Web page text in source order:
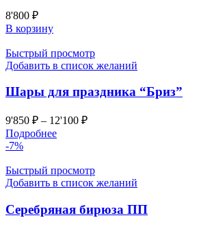
8'800 ₽
В корзину
Быстрый просмотр
Добавить в список желаний
Шары для праздника “Бриз”
9'850 ₽ – 12'100 ₽
Подробнее
-7%
Быстрый просмотр
Добавить в список желаний
Серебряная бирюза ПП